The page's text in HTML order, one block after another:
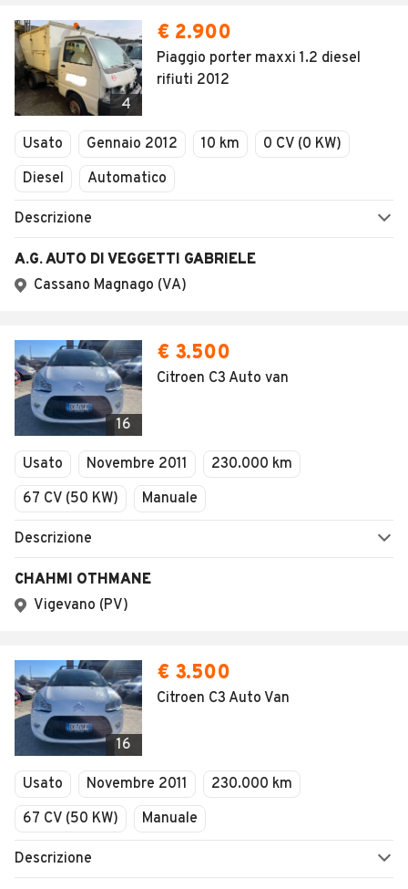
4
€ 2.900
Piaggio porter maxxi 1.2 diesel
rifiuti 2012
Usato Gennaio 2012 10 km
0 CV (0 KW)
Diesel
Automatico
Descrizione
A.G. AUTO DI VEGGETTI GABRIELE
Cassano Magnago (VA)
16
€ 3.500
Citroen C3 Auto van
Usato Novembre 2011
230.000 km
67 CV (50 KW)
Manuale
Descrizione
CHAHMI OTHMANE
Vigevano (PV)
16
€ 3.500
Citroen C3 Auto Van
Usato Novembre 2011
230.000 km
67 CV (50 KW)
Manuale
Descrizione